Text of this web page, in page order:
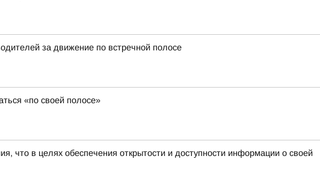
за движение по встречной полосе
«по своей полосе»
что в целях обеспечения открытости и доступности информации о своей